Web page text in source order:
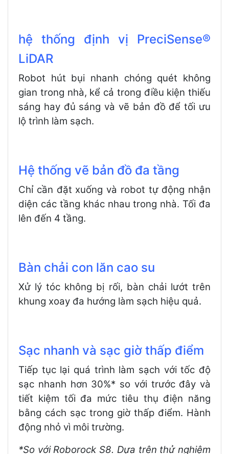
hệ thống định vị PreciSense®
LiDAR
Robot hút bụi nhanh chóng quét không
gian trong nhà, kể cả trong điều kiện thiếu
sáng hay đủ sáng và vẽ bản đồ để tối ưu
lộ trình làm sạch.
Hệ thống vẽ bản đồ đa tầng
Chỉ cần đặt xuống và robot tự động nhận
diện các tầng khác nhau trong nhà. Tối đa
lên đến 4 tầng.
Bàn chải con lăn cao su
Xử lý tóc không bị rối, bàn chải lướt trên
khung xoay đa hướng làm sạch hiệu quả.
Sạc nhanh và sạc giờ thấp điểm
Tiếp tục lại quá trình làm sạch với tốc độ
sạc nhanh hơn 30%* so với trước đây và
tiết kiệm tối đa mức tiêu thụ điện năng
bằng cách sạc trong giờ thấp điểm. Hành
động nhỏ vì môi trường.
*So với Roborock S8. Dựa trên thử nghiệm